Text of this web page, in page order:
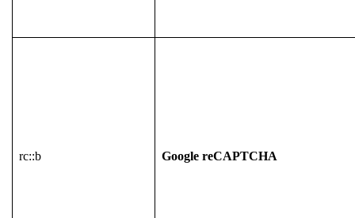
rc::b Google reCAPTCHA